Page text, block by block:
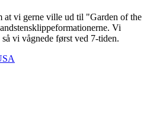
at vi gerne ville ud til "Garden of the
Vi
vi vågnede først ved 7-tiden.